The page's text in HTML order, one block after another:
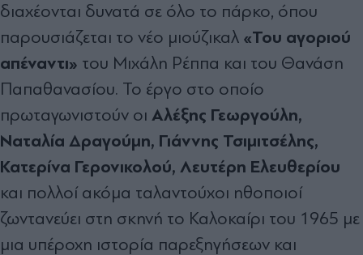
διαχέονται δυνατά σε όλο το πάρκο, όπου
παρουσιάζεται το νέο μιούζικαλ «Του αγοριού
απέναντι» του Μιχάλη Ρέππα και του Θανάση
Παπαθανασίου. Το έργο στο οποίο
πρωταγωνιστούν οι Αλέξης Γεωργούλη,
Ναταλία Δραγούμη, Γιάννης Τσιμιτσέλης,
Κατερίνα Γερονικολού, Λευτέρη Ελευθερίου
και πολλοί ακόμα ταλαντούχοι ηθοποιοί
ζωντανεύει στη σκηνή το Καλοκαίρι του 1965 με
μια υπέροχη ιστορία παρεξηγήσεων και